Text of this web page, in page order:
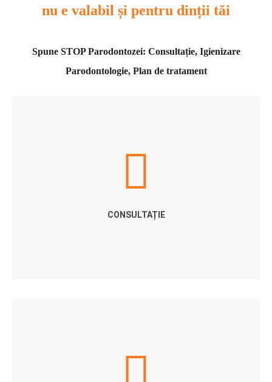
nu e valabil și pentru dinții tăi
Spune STOP Parodontozei: Consultație, Igienizare
Parodontologie, Plan de tratament
CONSULTAȚIE